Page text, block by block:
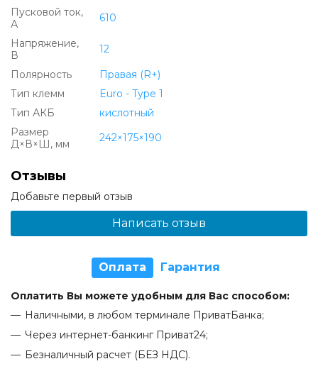
Пусковой ток,
А
610
Напряжение,
В
12
Полярность
Правая (R+)
Тип клемм
Euro - Type 1
Тип АКБ
кислотный
Размер
Д×В×Ш, мм
242×175×190
Отзывы
Добавьте первый отзыв
Написать отзыв
Оплата Гарантия
Оплатить Вы можете удобным для Вас способом:
Наличными, в любом терминале ПриватБанка;
Через интернет-банкинг Приват24;
Безналичный расчет (БЕЗ НДС).